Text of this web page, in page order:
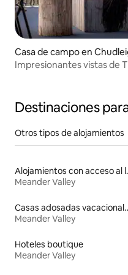
Casa de campo en
Impresionantes vistas de
Destinaciones
Otros tipos de alojamientos
Meander Valley
Casas
Meander Valley
Hoteles boutique
Meander Valley